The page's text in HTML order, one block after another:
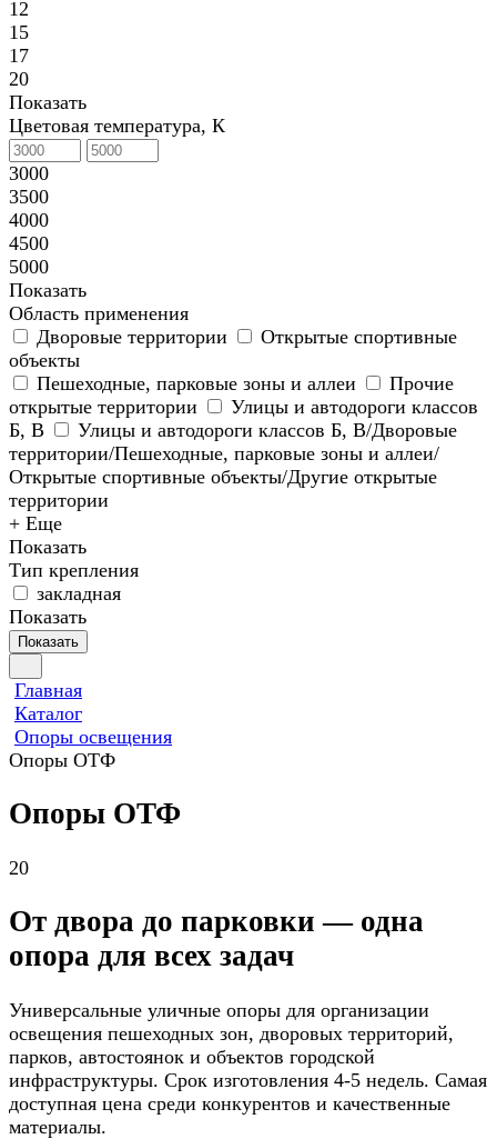
12
15
17
20
Показать
Цветовая температура, К
3000
3500
4000
4500
5000
Показать
Область применения
Дворовые территории
Открытые спортивные
объекты
Пешеходные, парковые зоны и аллеи
Прочие
открытые территории
Улицы и автодороги классов
Б, В
Улицы и автодороги классов Б, В/Дворовые
территории/Пешеходные, парковые зоны и аллеи/
Открытые спортивные объекты/Другие открытые
территории
+ Еще
Показать
Тип крепления
закладная
Показать
Показать
Главная
Каталог
Опоры освещения
Опоры ОТФ
Опоры ОТФ
20
От двора до парковки — одна
опора для всех задач
Универсальные уличные опоры для организации
освещения пешеходных зон, дворовых территорий,
парков, автостоянок и объектов городской
инфраструктуры. Срок изготовления 4-5 недель. Самая
доступная цена среди конкурентов и качественные
материалы.